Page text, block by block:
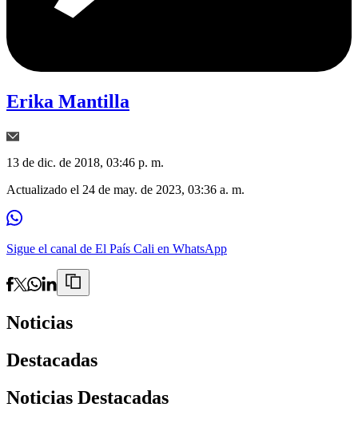
Erika Mantilla
13 de dic. de 2018, 03:46 p. m.
Actualizado el 24 de may. de 2023, 03:36 a. m.
Sigue el canal de El País Cali en WhatsApp
Noticias
Destacadas
Noticias Destacadas